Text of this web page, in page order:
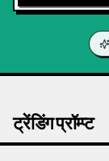
ट्रेंडिंग प्रॉम्प्ट